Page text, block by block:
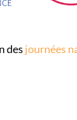
des journées